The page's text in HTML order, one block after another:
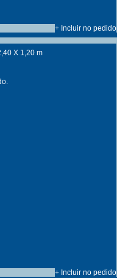
+ Incluir no pedido
X 1,20 m
+ Incluir no pedido